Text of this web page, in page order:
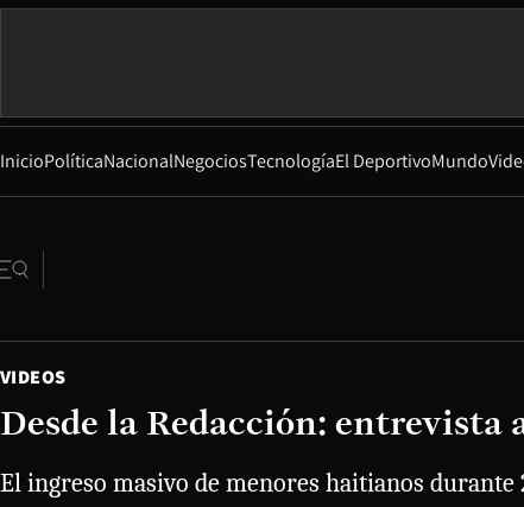
InicioPolíticaNacionalNegociosTecnologíaEl DeportivoMundo
VIDEOS
Desde la Redacción: entrevista
El ingreso masivo de menores haitianos durante